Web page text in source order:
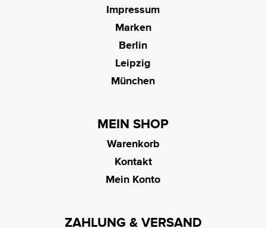
Impressum
Marken
Berlin
Leipzig
München
MEIN SHOP
Warenkorb
Kontakt
Mein Konto
ZAHLUNG & VERSAND